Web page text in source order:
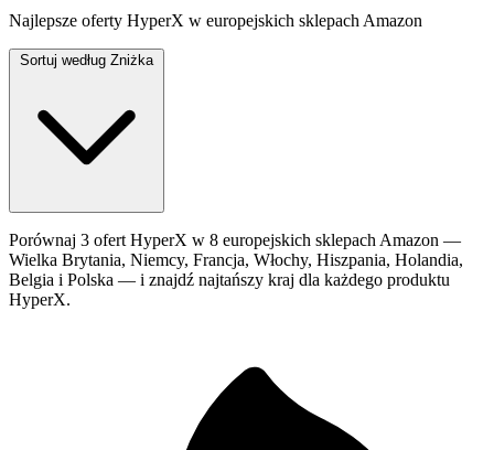
Najlepsze oferty HyperX w europejskich sklepach Amazon
Sortuj według Zniżka
Porównaj 3 ofert HyperX w 8 europejskich sklepach Amazon —
Wielka Brytania, Niemcy, Francja, Włochy, Hiszpania, Holandia,
Belgia i Polska — i znajdź najtańszy kraj dla każdego produktu
HyperX.